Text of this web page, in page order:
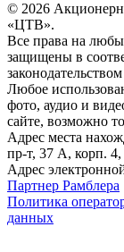
© 2026
«ЦТВ».
Все права на
защищены в
Любое
фото, аудио и
сайте, возможно
Адрес места
пр-т, 37 А, корп.
Адрес
Партнер Рамблера
Политика
данных